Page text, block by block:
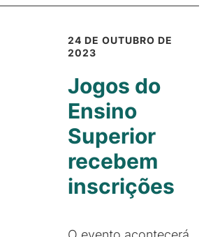
24 DE OUTUBRO DE
2023
Jogos do
Ensino
Superior
recebem
inscrições